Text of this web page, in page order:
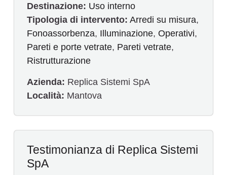
Destinazione: Uso interno
Tipologia di intervento: Arredi su misura,
Fonoassorbenza, Illuminazione, Operativi,
Pareti e porte vetrate, Pareti vetrate,
Ristrutturazione
Azienda: Replica Sistemi SpA
Località: Mantova
Testimonianza di Replica Sistemi
SpA